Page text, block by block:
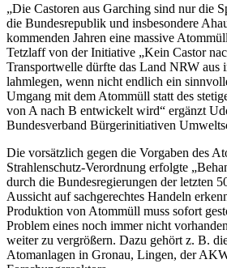
„Die Castoren aus Garching sind nur die
die Bundesrepublik und insbesondere
kommenden Jahren eine massive
Tetzlaff von der Initiative „Kein Castor
Transportwelle dürfte das Land NRW aus
lahmlegen, wenn nicht endlich ein
Umgang mit dem Atommüll statt des
von A nach B entwickelt wird“ ergänzt
Bundesverband Bürgerinitiativen
Die vorsätzlich gegen die Vorgaben des
Strahlenschutz-Verordnung erfolgte
durch die Bundesregierungen der letzten
Aussicht auf sachgerechtes Handeln
Produktion von Atommüll muss sofort
Problem eines noch immer nicht
weiter zu vergrößern. Dazu gehört z. B.
Atomanlagen in Gronau, Lingen, der